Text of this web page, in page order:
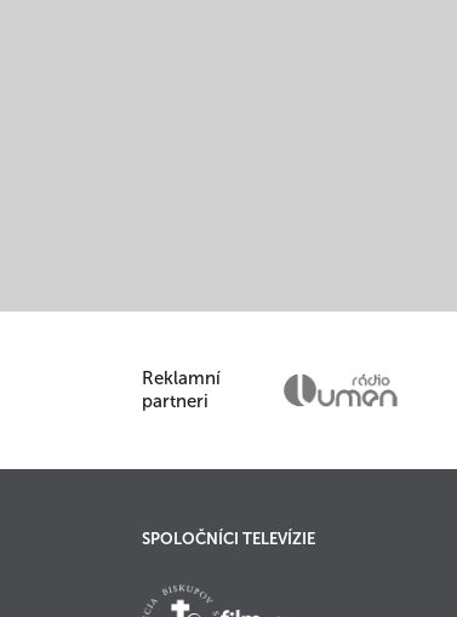
Reklamní
partneri
SPOLOČNÍCI TELEVÍZIE